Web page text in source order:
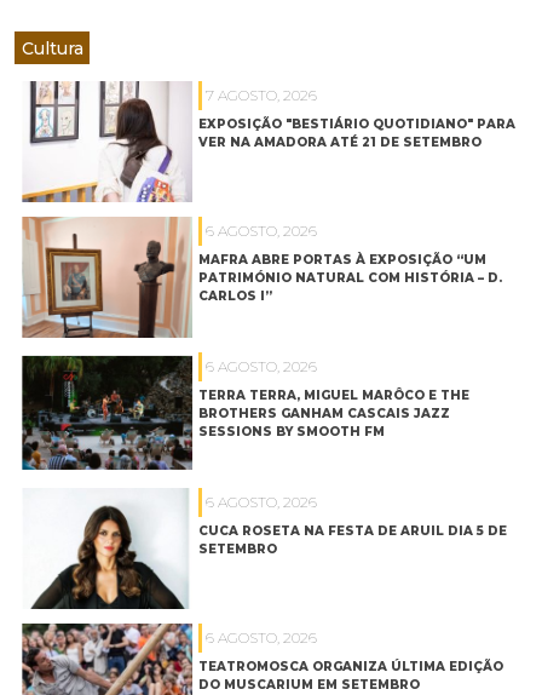
Cultura
7 AGOSTO, 2026
EXPOSIÇÃO "BESTIÁRIO QUOTIDIANO" PARA
VER NA AMADORA ATÉ 21 DE SETEMBRO
6 AGOSTO, 2026
MAFRA ABRE PORTAS À EXPOSIÇÃO “UM
PATRIMÓNIO NATURAL COM HISTÓRIA – D.
CARLOS I”
6 AGOSTO, 2026
TERRA TERRA, MIGUEL MARÔCO E THE
BROTHERS GANHAM CASCAIS JAZZ
SESSIONS BY SMOOTH FM
6 AGOSTO, 2026
CUCA ROSETA NA FESTA DE ARUIL DIA 5 DE
SETEMBRO
6 AGOSTO, 2026
TEATROMOSCA ORGANIZA ÚLTIMA EDIÇÃO
DO MUSCARIUM EM SETEMBRO